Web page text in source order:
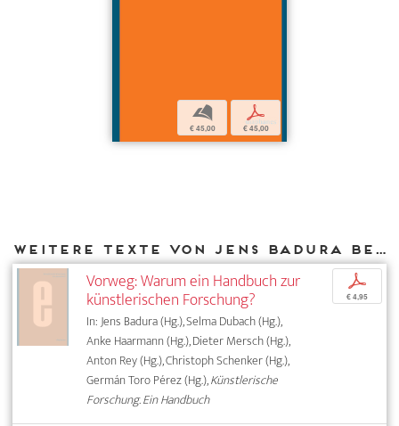
b
€ 45,00
p
€ 45,00
Weitere Texte von Jens Badura bei DIAPHANES
Vorweg: Warum ein Handbuch zur
künstlerischen Forschung?
In: Jens Badura (Hg.), Selma Dubach (Hg.),
Anke Haarmann (Hg.), Dieter Mersch (Hg.),
Anton Rey (Hg.), Christoph Schenker (Hg.),
Germán Toro Pérez (Hg.),Künstlerische
Forschung. Ein Handbuch
p
€ 4,95